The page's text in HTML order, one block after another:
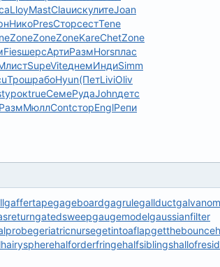
LloyMastClauискулитеJoan
НикоPresСторсестTene
ZoneZoneZoneKareChetZone
FiesшерсАртиРазмHorsплас
листSupeViteднемИндиSimm
ТрошрабоHyun(ПетLiviOliv
урокtrueСемеРудаJohnдетс
РазмМюллContсторEnglРепи
gaffertapegageboardgagrulegallduct
gatedsweepgaugemodelgaussianfilter
geriatricnursegetintoaflapgetthebounce
hairyspherehalforderfringehalfsiblings